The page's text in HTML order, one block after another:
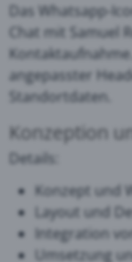
Das Whatsapp-
Chat mit
angepasster
Standortdaten.
Konzeption
Details:
Konzept und
Layout und
Integration
Umsetzung